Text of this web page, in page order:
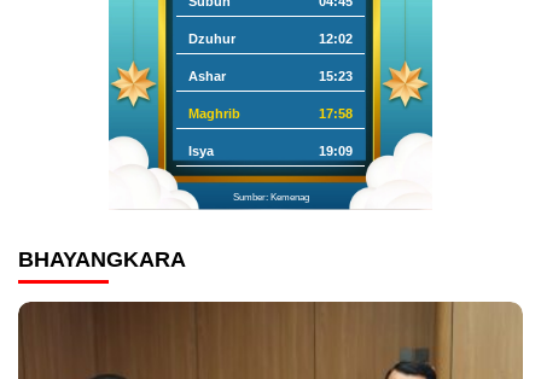
Dzuhur 12:02
Ashar 15:23
Maghrib 17:58
Isya 19:09
Sumber: Kemenag
BHAYANGKARA